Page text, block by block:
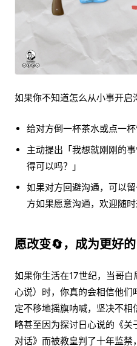
如果你不知道怎么从小事开启
给对方倒一杯茶水或点一杯
主动提出「我想就刚刚的
得可以吗？」
如果对方回避沟通，可以
方如果愿意沟通，欢迎随时
愿改变🔄，成为更好
如果你生活在17世纪，当哥
心说）时，你真的会相信他
定不移地摇旗呐喊，坚决不相
略甚至因为探讨日心说的《
对话》而被教皇判了十年监禁